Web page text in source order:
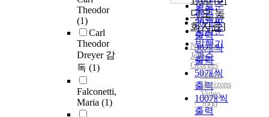
Theodor
(1)
Carl
Theodor
Dreyer 감
독 (1)
Falconetti,
Maria (1)
연도순
제목순
저자순
발행기
관순
출력
20개씩
출력
30개씩
출력
50개씩
출력
100개씩
출력
디오 녹
화자료]
Noverre,
Jean-
Georges
Dance
Horizons
Video
2000